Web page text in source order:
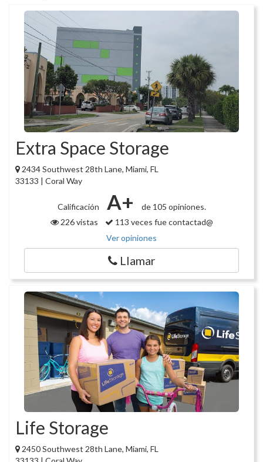
Extra Space Storage
2434 Southwest 28th Lane, Miami, FL
33133 | Coral Way
Calificación A+
de 105 opiniones.
226 vistas
113 veces fue contactad@
Ver opiniones
Llamar
Life Storage
2450 Southwest 28th Lane, Miami, FL